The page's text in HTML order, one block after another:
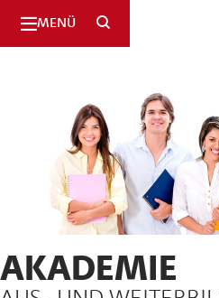
MENÜ SUCHE
AKADEMIE